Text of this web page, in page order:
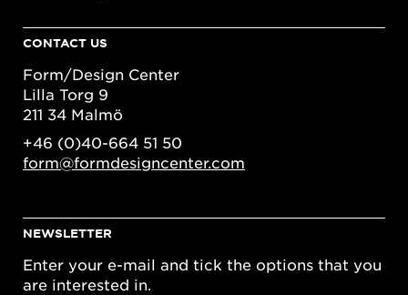
CONTACT US
Form/Design Center
Lilla Torg 9
211 34 Malmö
+46 (0)40-664 51 50
form@formdesigncenter.com
NEWSLETTER
Enter your e-mail and tick the options that you
are interested in.